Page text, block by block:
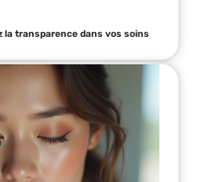
la transparence dans vos soins